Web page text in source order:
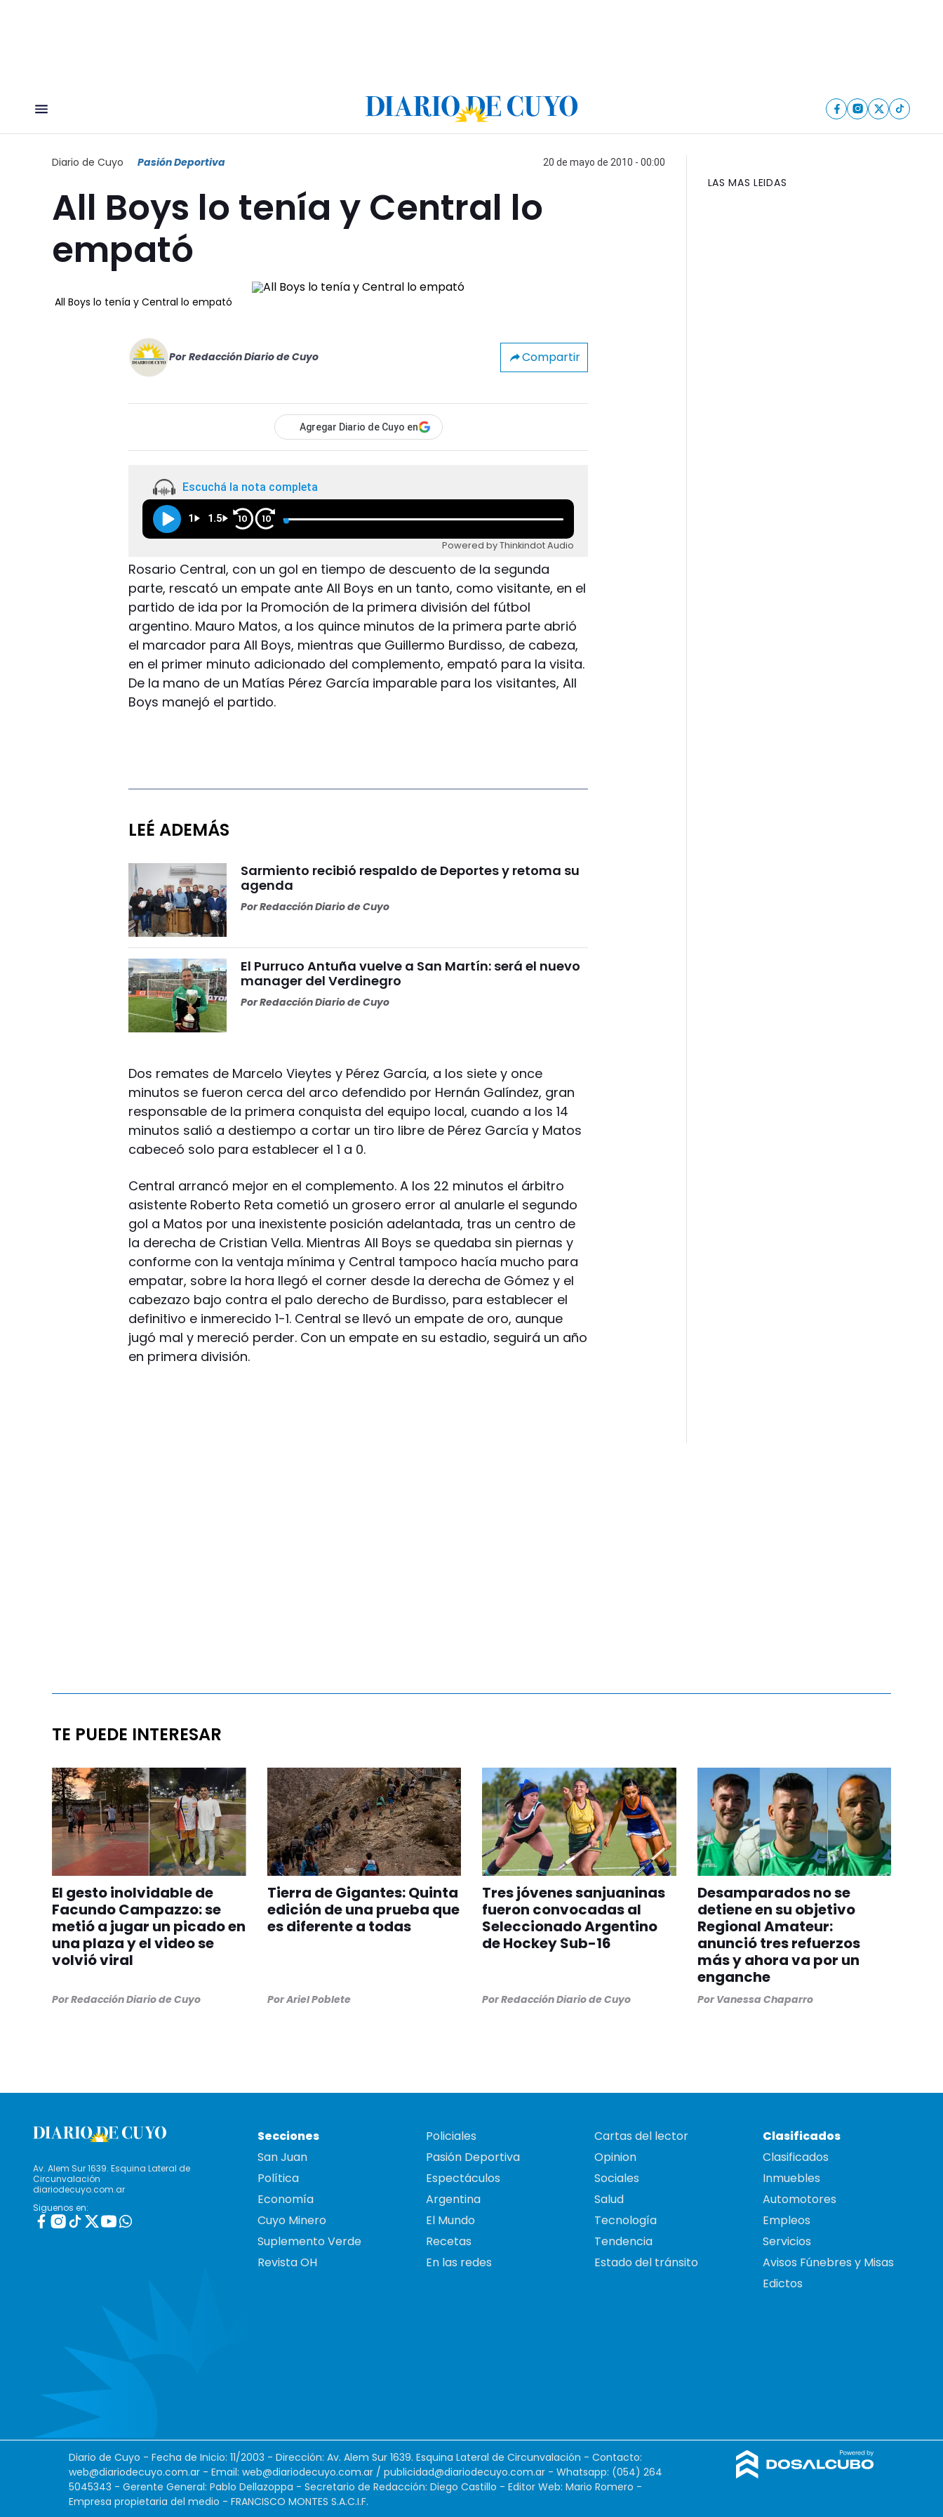
Diario de Cuyo Pasión Deportiva 20 de mayo de 2010 - 00:00
All Boys lo tenía y Central lo
empató
All Boys lo tenía y Central lo empató
Por Redacción Diario de Cuyo Compartir
Agregar Diario de Cuyo en
Escuchá la nota completa
1 1.5 10 10
Powered by Thinkindot Audio
Rosario Central, con un gol en tiempo de descuento de la segunda
parte, rescató un empate ante All Boys en un tanto, como visitante, en el
partido de ida por la Promoción de la primera división del fútbol
argentino. Mauro Matos, a los quince minutos de la primera parte abrió
el marcador para All Boys, mientras que Guillermo Burdisso, de cabeza,
en el primer minuto adicionado del complemento, empató para la visita.
De la mano de un Matías Pérez García imparable para los visitantes, All
Boys manejó el partido.
LEÉ ADEMÁS
Sarmiento recibió respaldo de Deportes y retoma su
agenda
PorRedacción Diario de Cuyo
El Purruco Antuña vuelve a San Martín: será el nuevo
manager del Verdinegro
PorRedacción Diario de Cuyo
Dos remates de Marcelo Vieytes y Pérez García, a los siete y once
minutos se fueron cerca del arco defendido por Hernán Galíndez, gran
responsable de la primera conquista del equipo local, cuando a los 14
minutos salió a destiempo a cortar un tiro libre de Pérez García y Matos
cabeceó solo para establecer el 1 a 0.
Central arrancó mejor en el complemento. A los 22 minutos el árbitro
asistente Roberto Reta cometió un grosero error al anularle el segundo
gol a Matos por una inexistente posición adelantada, tras un centro de
la derecha de Cristian Vella. Mientras All Boys se quedaba sin piernas y
conforme con la ventaja mínima y Central tampoco hacía mucho para
empatar, sobre la hora llegó el corner desde la derecha de Gómez y el
cabezazo bajo contra el palo derecho de Burdisso, para establecer el
definitivo e inmerecido 1-1. Central se llevó un empate de oro, aunque
jugó mal y mereció perder. Con un empate en su estadio, seguirá un año
en primera división.
LAS MAS LEIDAS
TE PUEDE INTERESAR
El gesto inolvidable de
Facundo Campazzo: se
metió a jugar un picado en
una plaza y el video se
volvió viral
PorRedacción Diario de Cuyo
Tierra de Gigantes: Quinta
edición de una prueba que
es diferente a todas
PorAriel Poblete
Tres jóvenes sanjuaninas
fueron convocadas al
Seleccionado Argentino
de Hockey Sub-16
PorRedacción Diario de Cuyo
Desamparados no se
detiene en su objetivo
Regional Amateur:
anunció tres refuerzos
más y ahora va por un
enganche
Por Vanessa Chaparro
Av. Alem Sur 1639. Esquina Lateral de
Circunvalación
diariodecuyo.com.ar
Siguenos en:
Secciones
San Juan
Política
Economía
Cuyo Minero
Suplemento Verde
Revista OH
Policiales
Pasión Deportiva
Espectáculos
Argentina
El Mundo
Recetas
En las redes
Cartas del lector
Opinion
Sociales
Salud
Tecnología
Tendencia
Estado del tránsito
Clasificados
Clasificados
Inmuebles
Automotores
Empleos
Servicios
Avisos Fúnebres y Misas
Edictos
Diario de Cuyo - Fecha de Inicio: 11/2003 - Dirección: Av. Alem Sur 1639. Esquina Lateral de Circunvalación - Contacto:
web@diariodecuyo.com.ar - Email: web@diariodecuyo.com.ar / publicidad@diariodecuyo.com.ar - Whatsapp: (054) 264
5045343 - Gerente General: Pablo Dellazoppa - Secretario de Redacción: Diego Castillo - Editor Web: Mario Romero -
Empresa propietaria del medio - FRANCISCO MONTES S.A.C.I.F.